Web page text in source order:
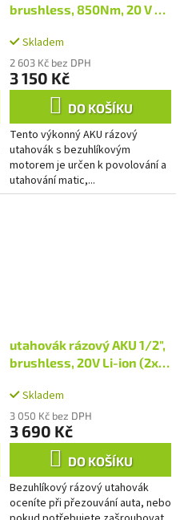
brushless, 850Nm, 20 V Li-
nabíječky, industrial
Skladem
2 603 Kč bez DPH
3 150 Kč
DO KOŠÍKU
Tento výkonný AKU rázový
utahovák s bezuhlíkovým
motorem je určen k povolování a
utahování matic,...
utahovák rázový AKU 1/2",
brushless, 20V Li-ion (2x),
Skladem
3 050 Kč bez DPH
3 690 Kč
DO KOŠÍKU
Bezuhlíkový rázový utahovák
oceníte při přezouvání auta, nebo